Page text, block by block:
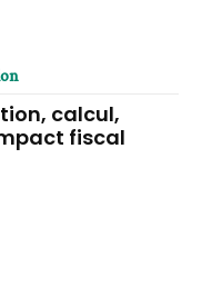
calcul,
fiscal